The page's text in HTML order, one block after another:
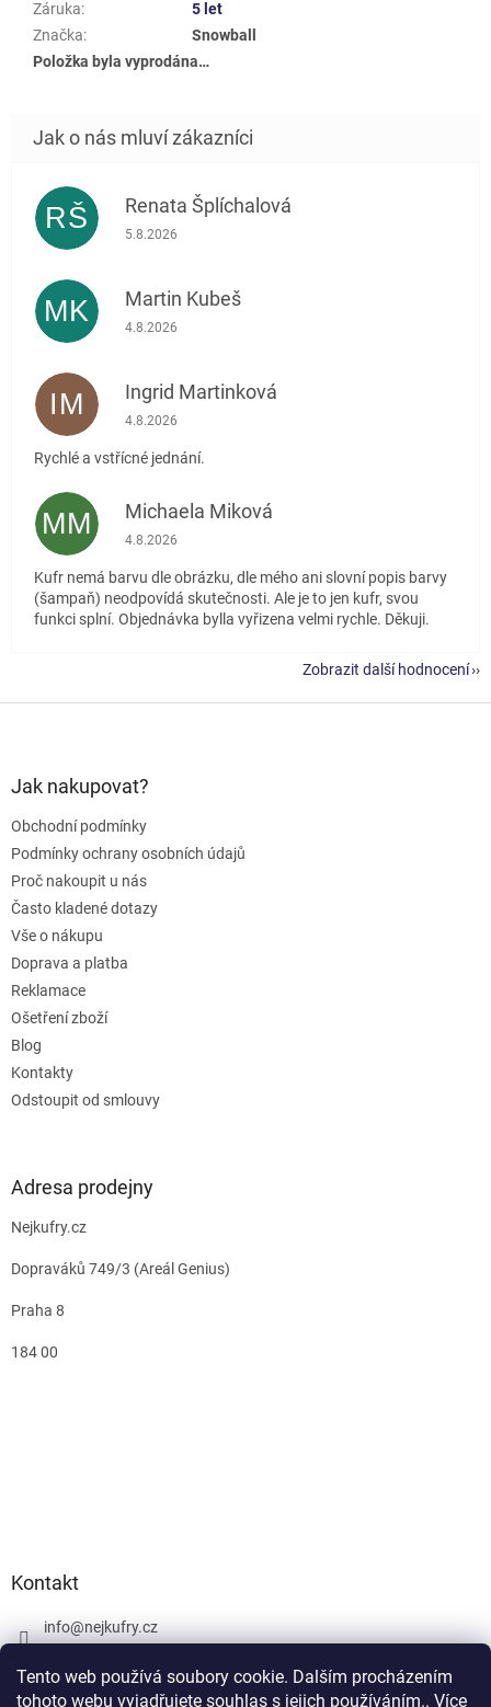
Tento web používá soubory cookie. Dalším procházením
tohoto webu vyjadřujete souhlas s jejich používáním.. Více
Záruka:
5 let
Značka:
Snowball
Položka byla vyprodána…
RŠ Renata Šplíchalová
Hodnocení obchodu je 5 z 5 hvězdiček.
5.8.2026
MK Martin Kubeš
Hodnocení obchodu je 5 z 5 hvězdiček.
4.8.2026
IM Ingrid Martinková
Hodnocení obchodu je 5 z 5 hvězdiček.
4.8.2026
Rychlé a vstřícné jednání.
MM Michaela Miková
Hodnocení obchodu je 5 z 5 hvězdiček.
4.8.2026
Kufr nemá barvu dle obrázku, dle mého ani slovní popis barvy
(šampaň) neodpovídá skutečnosti. Ale je to jen kufr, svou
funkci splní. Objednávka bylla vyřizena velmi rychle. Děkuji.
Zobrazit další hodnocení
Jak nakupovat?
Obchodní podmínky
Podmínky ochrany osobních údajů
Proč nakoupit u nás
Často kladené dotazy
Vše o nákupu
Doprava a platba
Reklamace
Ošetření zboží
Blog
Kontakty
Odstoupit od smlouvy
Adresa prodejny
Nejkufry.cz
Dopraváků 749/3 (Areál Genius)
Praha 8
184 00
Kontakt
info@nejkufry.cz
Facebook